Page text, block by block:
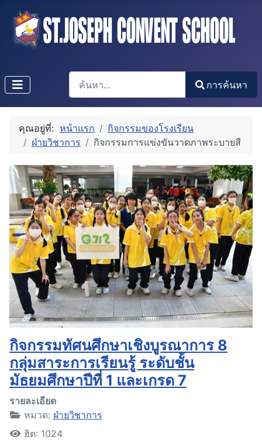
การค้นหา
Type 2 or more characters for results.
การค้นหา
คุณอยู่ที่: หน้าแรก
กิจกรรมของโรงเรียน
ฝ่ายวิชาการ
กิจกรรมการแข่งขันวาดภาพระบายสี
กิจกรรมทัศนศึกษาเชิงบูรณาการ 8
กลุ่มสาระการเรียนรู้ ระดับชั้น
มัธยมศึกษาปีที่ 1 และเกรด 7
รายละเอียด
หมวด: ฝ่ายวิชาการ
ฮิต: 1024